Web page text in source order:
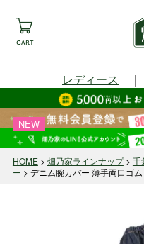
レディース ｜
HOME 畑乃家ラインナップ 手
ー
デニム腕カバー 薄手両口ゴム
NEW